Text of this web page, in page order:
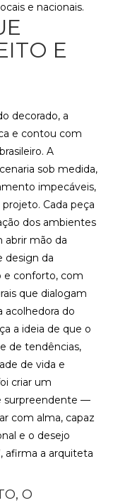
e nacionais.
E
decorado, a
e contou com
A
sob medida,
impecáveis,
Cada peça
dos ambientes
abrir mão da
design da
e conforto, com
que dialogam
acolhedora do
a ideia de que o
de tendências,
de vida e
criar um
surpreendente —
com alma, capaz
e o desejo
afirma a arquiteta
O